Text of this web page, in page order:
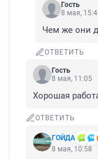
Гость
8 мая,
Чем же они
ОТВЕТИТЬ
Гость
8 мая, 11:05
Хорошая
ОТВЕТИТЬ
ГОЙДА
8 мая, 10:58